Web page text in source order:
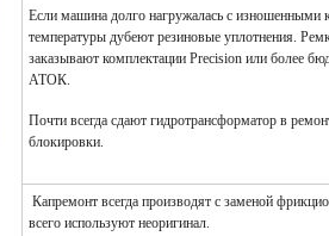
Если машина долго нагружалась с изношенными
температуры дубеют резиновые уплотнения.
заказывают комплектации Precision или более
АТОК.
Почти всегда сдают гидротрансформатор в
блокировки.
Капремонт всегда производят с заменой
всего используют неоригинал.